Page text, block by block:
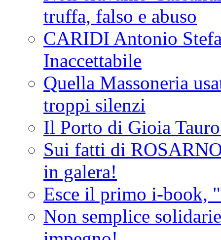
truffa, falso e abuso
CARIDI Antonio
Inaccettabile
Quella Massoneria
troppi silenzi
Il Porto di Gioia
Sui fatti di
in galera!
Esce il primo i-book,
Non semplice